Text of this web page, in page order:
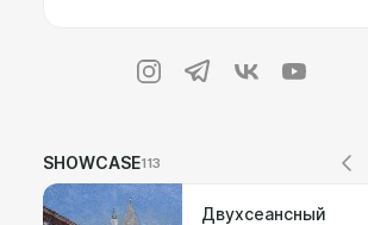
SHOWCASE113
Двухсеансный